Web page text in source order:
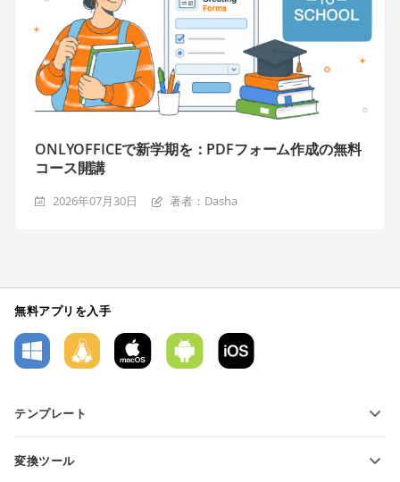
ONLYOFFICEで新学期を：PDFフォーム作成の無料
コース開講
2026年07月30日 著者：Dasha
無料アプリを入手
テンプレート
テキスト文書テンプレート
変換ツール